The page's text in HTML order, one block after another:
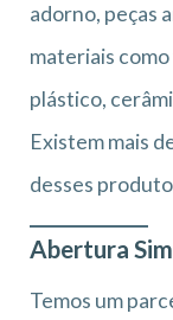
adorno, peças
materiais
plástico,
Existem mais
desses
Abertura
Temos um